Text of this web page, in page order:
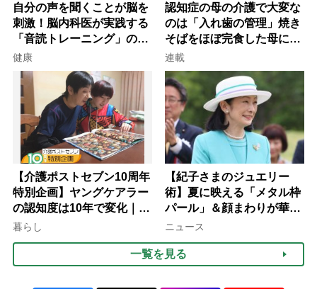
自分の声を聞くことが脳を
刺激！脳内科医が実践する
「音読トレーニング」の極
意
健康
認知症の母の介護で大変な
のは「入れ歯の管理」焼き
そばをほぼ完食した母に息
子が血の気が引いた理由
連載
【介護ポストセブン10周年
特別企画】ヤングケアラー
の認知度は10年で変化｜流
行語大賞にノミネート、法
暮らし
【紀子さまのジュエリー
術】夏に映える「メタル枠
パール」＆顔まわりが華や
ぐ「揺れる一粒」の使い分
ニュース
一覧を見る